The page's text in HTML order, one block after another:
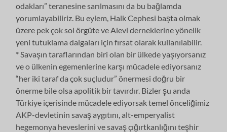
odakları” teranesine sarılmasını da bu bağlamda
yorumlayabiliriz. Bu eylem, Halk Cephesi başta olmak
üzere pek çok sol örgüte ve Alevi derneklerine yönelik
yeni tutuklama dalgaları için fırsat olarak kullanılabilir.
* Savaşın taraflarından biri olan bir ülkede yaşıyorsanız
ve o ülkenin egemenlerine karşı mücadele ediyorsanız
“her iki taraf da çok suçludur” önermesi doğru bir
önerme bile olsa apolitik bir tavırdır. Bizler şu anda
Türkiye içerisinde mücadele ediyorsak temel önceliğimiz
AKP-devletinin savaş aygıtını, alt-emperyalist
hegemonya heveslerini ve savaş çığırtkanlığını teşhir